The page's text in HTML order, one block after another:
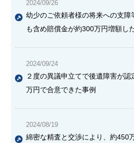
2024/09/26
幼少のご依頼者様の将来への支障
も含め賠償金が約300万円増額し
2024/09/24
２度の異議申立てで後遺障害が認
万円で合意できた事例
2024/08/19
綿密な精査と交渉により、約450